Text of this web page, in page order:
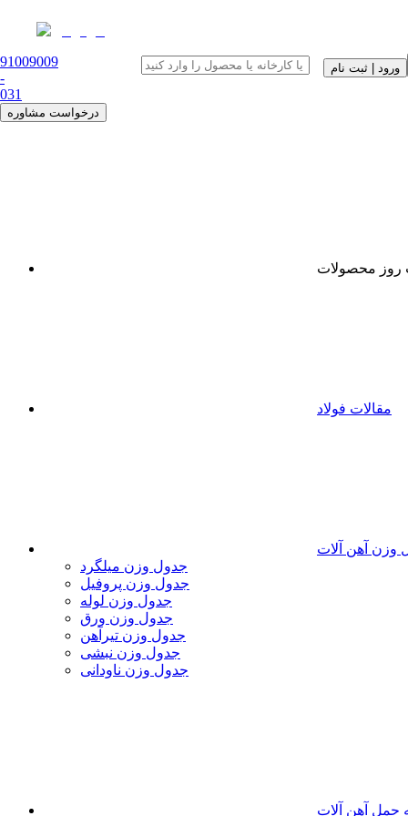
91009009
-
031
درخواست مشاوره
ورود | ثبت نام
روز محصولات
مقالات فولاد
وزن آهن آلات
جدول وزن میلگرد
جدول وزن پروفیل
جدول وزن لوله
جدول وزن ورق
جدول وزن تیرآهن
جدول وزن نبشی
جدول وزن ناودانی
حمل آهن آلات